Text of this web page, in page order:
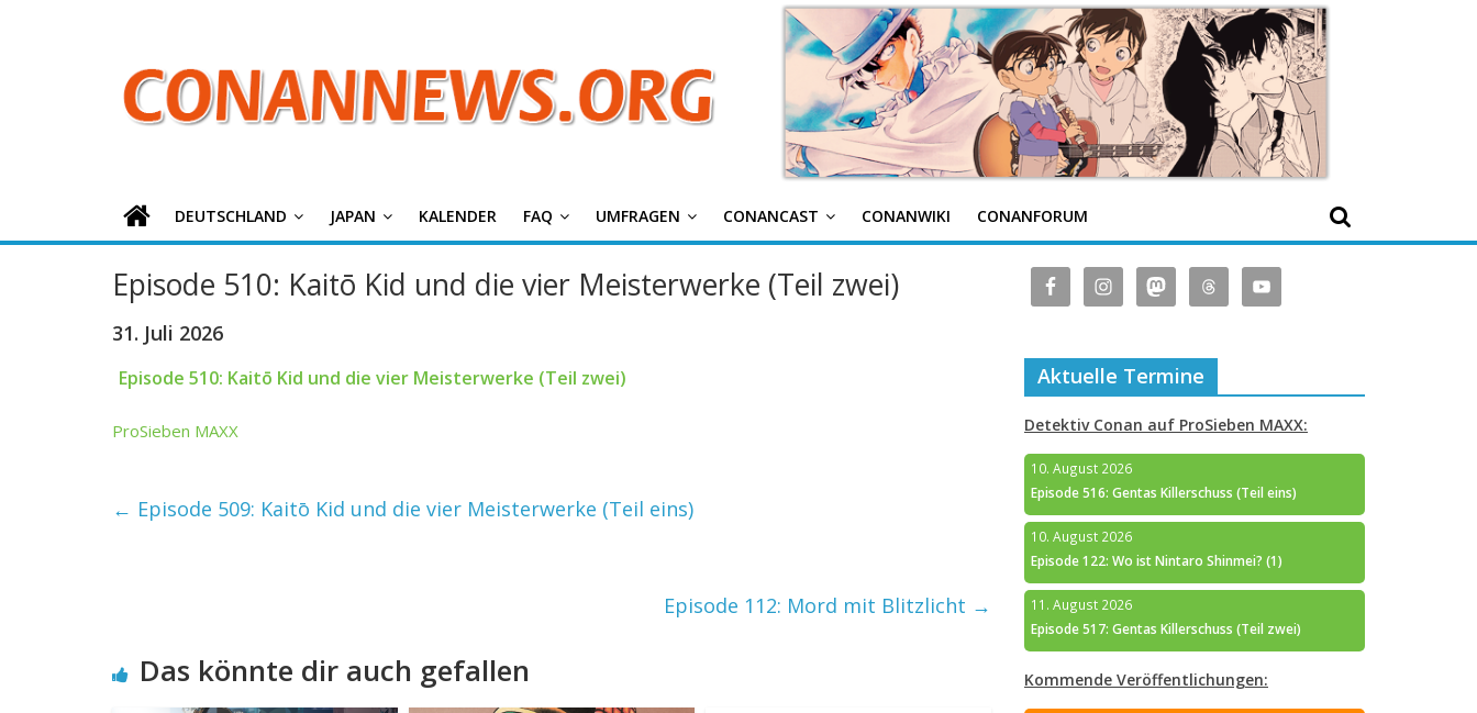
Detektiv
Conan
News
DEUTSCHLAND JAPAN KALENDER FAQ UMFRAGEN CONANCAST CONANWIKI CONANFORUM
Episode 510: Kaitō Kid und die vier Meisterwerke (Teil zwei)
31. Juli 2026
Episode 510: Kaitō Kid und die vier Meisterwerke (Teil zwei)
ProSieben MAXX
← Episode 509: Kaitō Kid und die vier Meisterwerke (Teil eins)
Episode 112: Mord mit Blitzlicht →
Das könnte dir auch gefallen
Aktuelle Termine
Detektiv Conan auf ProSieben MAXX:
10. August 2026
Episode 516: Gentas Killerschuss (Teil eins)
10. August 2026
Episode 122: Wo ist Nintaro Shinmei? (1)
11. August 2026
Episode 517: Gentas Killerschuss (Teil zwei)
Kommende Veröffentlichungen: